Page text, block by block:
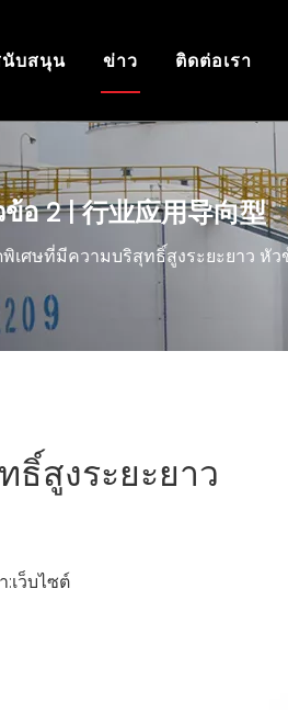
นับสนุน ข่าว ติดต่อเรา
2 | 行业应用导向型
ศษที่มีความบริสุทธิ์สูงระยะยาว หัว
สูงระยะยาว
:เว็บไซต์